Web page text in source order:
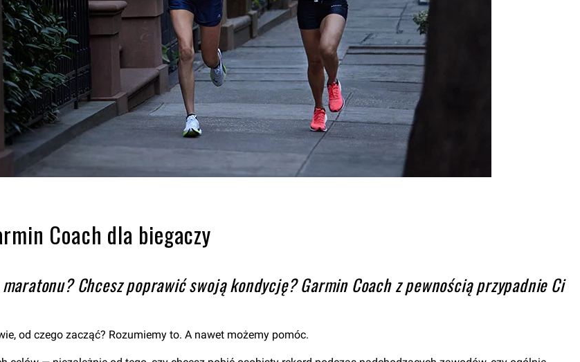
Coach dla biegaczy
Chcesz poprawić swoją kondycję? Garmin Coach z pewnością przypadnie Ci
od czego zacząć? Rozumiemy to. A nawet możemy pomóc.